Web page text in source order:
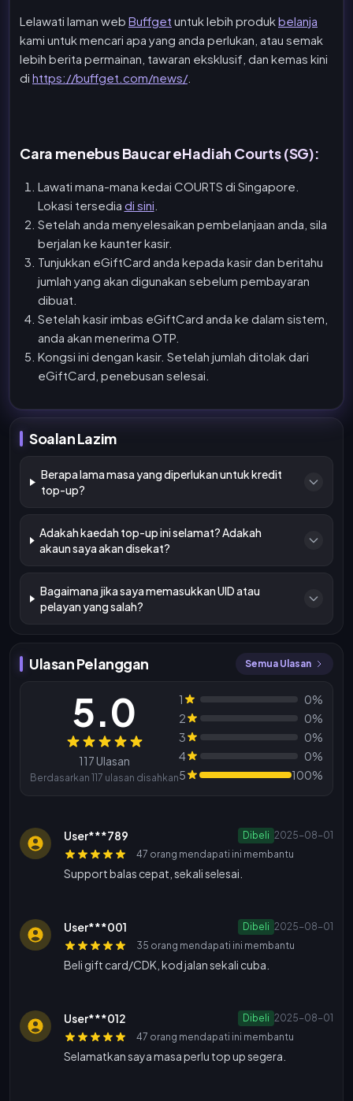
Lelawati laman web Buffget untuk lebih produkbelanja
kami untuk mencari apa yang anda perlukan, atau semak
lebih berita permainan, tawaran eksklusif, dan kemas kini
di https://buffget.com/news/.
Cara menebus Baucar eHadiah Courts (SG):
Lawati mana-mana kedai COURTS di Singapore.
Lokasi tersedia di sini
Setelah anda menyelesaikan pembelanjaan anda, sila
berjalan ke kaunter kasir.
Tunjukkan eGiftCard anda kepada kasir dan beritahu
jumlah yang akan digunakan sebelum pembayaran
dibuat.
Setelah kasir imbas eGiftCard anda ke dalam sistem,
anda akan menerima OTP.
Kongsi ini dengan kasir. Setelah jumlah ditolak dari
eGiftCard, penebusan selesai.
Soalan Lazim
Berapa lama masa yang diperlukan untuk kredit
top-up?
Adakah kaedah top-up ini selamat? Adakah
akaun saya akan disekat?
Bagaimana jika saya memasukkan UID atau
pelayan yang salah?
Ulasan Pelanggan Semua Ulasan
5.0
117 Ulasan
Berdasarkan 117 ulasan disahkan
1
0%
2
0%
3
0%
4
0%
5
100%
User***789 Dibeli 2025-08-01
47 orang mendapati ini membantu
Support balas cepat, sekali selesai.
User***001 Dibeli 2025-08-01
35 orang mendapati ini membantu
Beli gift card/CDK, kod jalan sekali cuba.
User***012 Dibeli 2025-08-01
47 orang mendapati ini membantu
Selamatkan saya masa perlu top up segera.